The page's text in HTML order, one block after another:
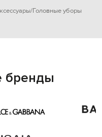
Головные уборы
бренды